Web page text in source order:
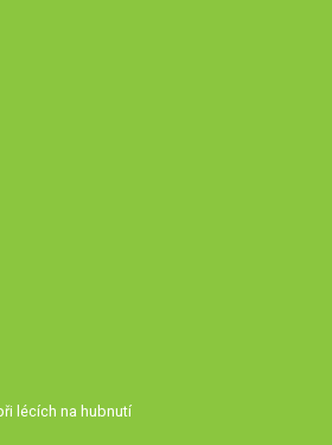
lécích na hubnutí